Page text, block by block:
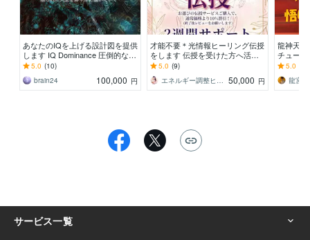
あなたのIQを上げる設計図を提供
します IQ Dominance 圧倒的なア
ップグレードで人生変革
5.0 (10)
brain24
100,000 円
才能不要＊光情報ヒーリング伝授
をします 伝授を受けた方へ活用
方法などの2週間チャットサポー
トあり
5.0 (9)
50,000 円
龍神天
チュー
宇宙・
就・覚
5.0
龍宮